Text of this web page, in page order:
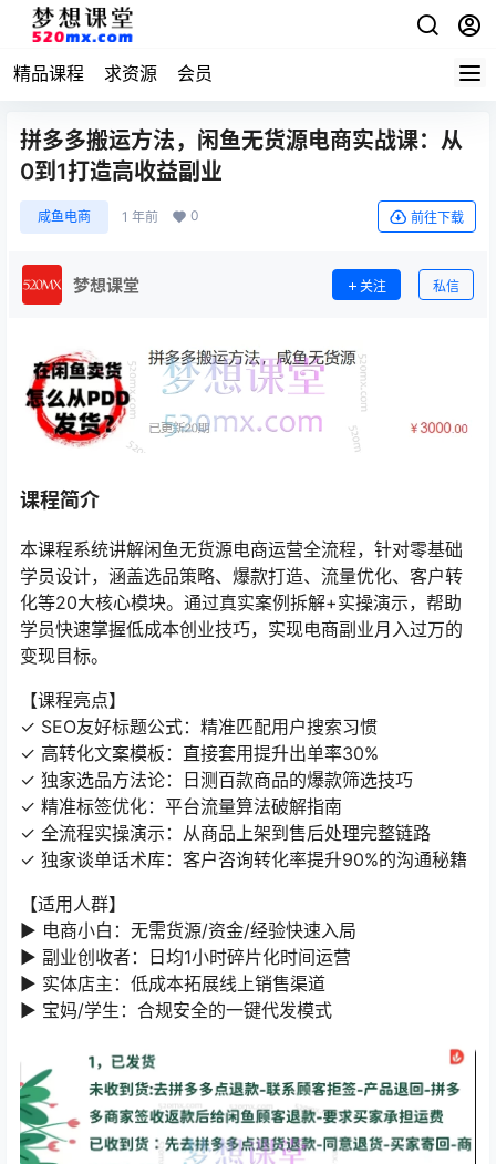
精品课程 求资源 会员
拼多多搬运方法，闲鱼无货源电商实战课：从
0到1打造高收益副业
咸鱼电商 1 年前 0 前往下载
梦想课堂 关注 私信
课程简介
本课程系统讲解闲鱼无货源电商运营全流程，针对零基础
学员设计，涵盖选品策略、爆款打造、流量优化、客户转
化等20大核心模块。通过真实案例拆解+实操演示，帮助
学员快速掌握低成本创业技巧，实现电商副业月入过万的
变现目标。
【课程亮点】
✓ SEO友好标题公式：精准匹配用户搜索习惯
✓ 高转化文案模板：直接套用提升出单率30%
✓ 独家选品方法论：日测百款商品的爆款筛选技巧
✓ 精准标签优化：平台流量算法破解指南
✓ 全流程实操演示：从商品上架到售后处理完整链路
✓ 独家谈单话术库：客户咨询转化率提升90%的沟通秘籍
【适用人群】
▶ 电商小白：无需货源/资金/经验快速入局
▶ 副业创收者：日均1小时碎片化时间运营
▶ 实体店主：低成本拓展线上销售渠道
▶ 宝妈/学生：合规安全的一键代发模式